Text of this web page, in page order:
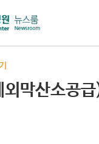
막산소공